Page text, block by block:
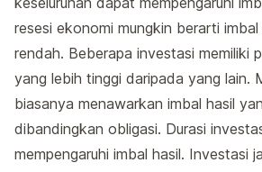
resesi ekonomi mungkin berarti
rendah. Beberapa investasi memiliki
yang lebih tinggi daripada yang lain.
biasanya menawarkan imbal hasil
dibandingkan obligasi. Durasi
mempengaruhi imbal hasil. Investasi